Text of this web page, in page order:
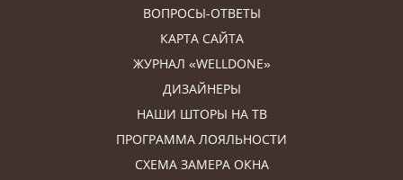
ВОПРОСЫ-ОТВЕТЫ
КАРТА САЙТА
ЖУРНАЛ «WELLDONE»
ДИЗАЙНЕРЫ
НАШИ ШТОРЫ НА ТВ
ПРОГРАММА ЛОЯЛЬНОСТИ
СХЕМА ЗАМЕРА ОКНА